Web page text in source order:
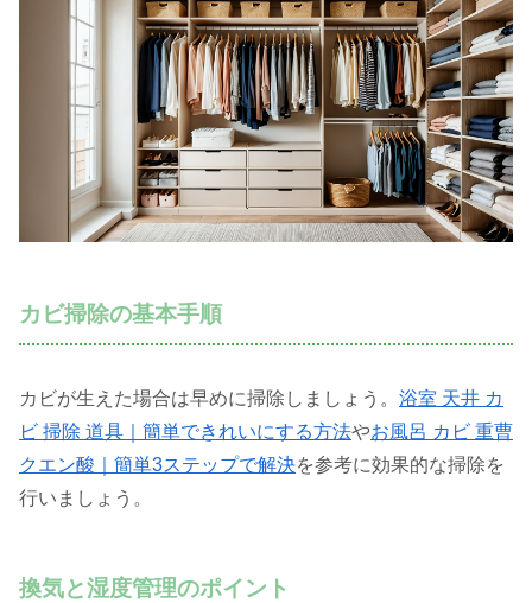
カビ掃除の基本手順
カビが生えた場合は早めに掃除しましょう。 浴室 天井 カ
ビ 掃除 道具｜簡単できれいにする方法やお風呂 カビ 重曹
クエン酸｜簡単3ステップで解決を参考に効果的な掃除を
行いましょう。
換気と湿度管理のポイント